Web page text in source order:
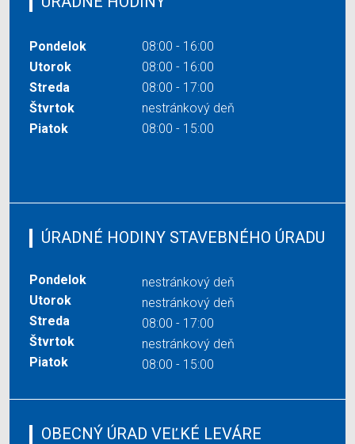
Pondelok
08:00 - 16:00
Utorok
08:00 - 16:00
Streda
08:00 - 17:00
Štvrtok
nestránkový deň
Piatok
08:00 - 15:00
ÚRADNÉ HODINY STAVEBNÉHO ÚRADU
Pondelok
nestránkový deň
Utorok
nestránkový deň
Streda
08:00 - 17:00
Štvrtok
nestránkový deň
Piatok
08:00 - 15:00
OBECNÝ ÚRAD VEĽKÉ LEVÁRE